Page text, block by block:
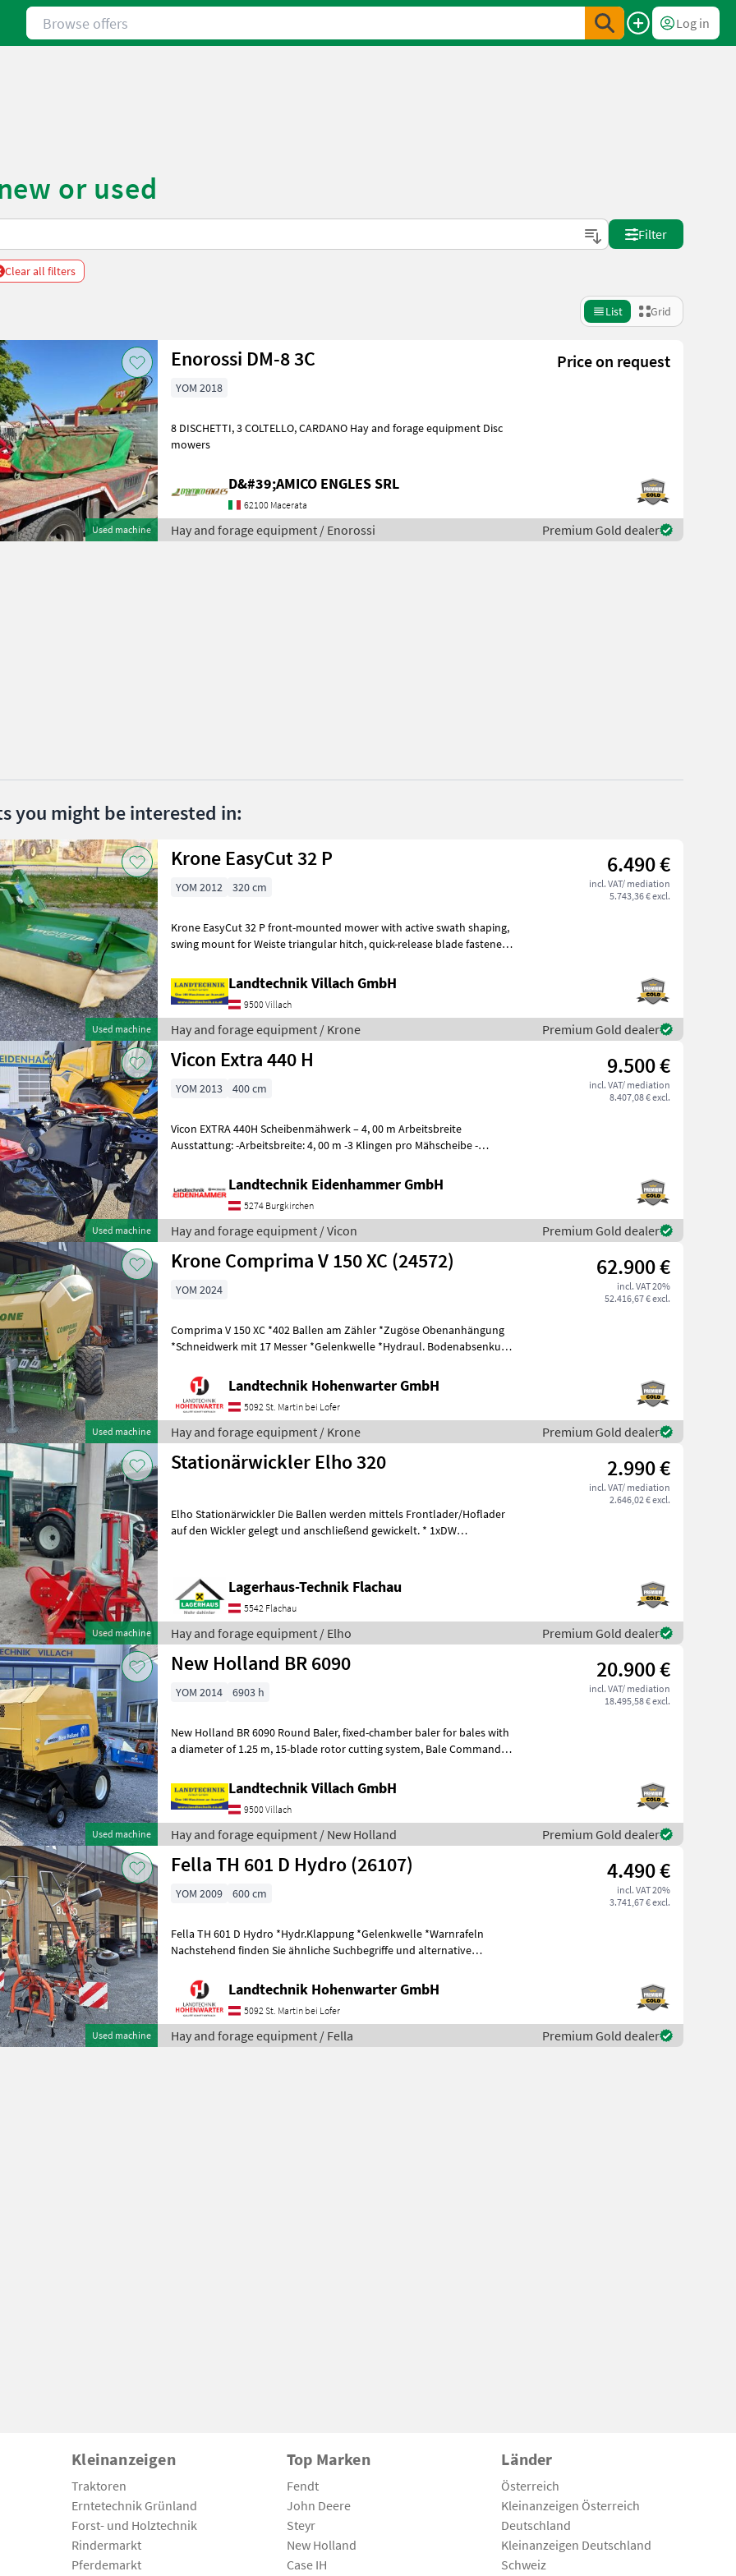
Browse offers
Log in
or used
Filter
Clear all filters
List Grid
Used machine
Enorossi DM-8 3C Price on request
YOM 2018
8 DISCHETTI, 3 COLTELLO, CARDANO Hay and forage equipment Disc
mowers
D&#39;AMICO ENGLES SRL
62100 Macerata
Hay and forage equipment / Enorossi Premium Gold dealer
you might be interested in:
Used machine
Krone EasyCut 32 P 6.490 €
incl. VAT/ mediation
5.743,36 € excl.
YOM 2012 320 cm
Krone EasyCut 32 P front-mounted mower with active swath shaping,
swing mount for Weiste triangular hitch, quick-release blade fastener,
Landtechnik Villach GmbH
9500 Villach
Hay and forage equipment / Krone Premium Gold dealer
Used machine
Vicon Extra 440 H 9.500 €
incl. VAT/ mediation
8.407,08 € excl.
YOM 2013 400 cm
Vicon EXTRA 440H Scheibenmähwerk – 4, 00 m Arbeitsbreite
Ausstattung: -Arbeitsbreite: 4, 00 m -3 Klingen pro Mähscheibe -
Landtechnik Eidenhammer GmbH
5274 Burgkirchen
Hay and forage equipment / Vicon Premium Gold dealer
Used machine
Krone Comprima V 150 XC (24572) 62.900 €
incl. VAT 20%
52.416,67 € excl.
YOM 2024
Comprima V 150 XC *402 Ballen am Zähler *Zugöse Obenanhängung
*Schneidwerk mit 17 Messer *Gelenkwelle *Hydraul. Bodenabsenkung
Landtechnik Hohenwarter GmbH
5092 St. Martin bei Lofer
Hay and forage equipment / Krone Premium Gold dealer
Used machine
Stationärwickler Elho 320 2.990 €
incl. VAT/ mediation
2.646,02 € excl.
Elho Stationärwickler Die Ballen werden mittels Frontlader/Hoflader
auf den Wickler gelegt und anschließend gewickelt. * 1xDW
Lagerhaus-Technik Flachau
5542 Flachau
Hay and forage equipment / Elho Premium Gold dealer
Used machine
New Holland BR 6090 20.900 €
incl. VAT/ mediation
18.495,58 € excl.
YOM 2014 6903 h
New Holland BR 6090 Round Baler, fixed-chamber baler for bales with
a diameter of 1.25 m, 15-blade rotor cutting system, Bale Command
Landtechnik Villach GmbH
9500 Villach
Hay and forage equipment / New Holland Premium Gold dealer
Used machine
Fella TH 601 D Hydro (26107) 4.490 €
incl. VAT 20%
3.741,67 € excl.
YOM 2009 600 cm
Fella TH 601 D Hydro *Hydr.Klappung *Gelenkwelle *Warnrafeln
Nachstehend finden Sie ähnliche Suchbegriffe und alternative
Landtechnik Hohenwarter GmbH
5092 St. Martin bei Lofer
Hay and forage equipment / Fella Premium Gold dealer
Kleinanzeigen
Traktoren
Erntetechnik Grünland
Forst- und Holztechnik
Rindermarkt
Pferdemarkt
Top Marken
Fendt
John Deere
Steyr
New Holland
Case IH
Länder
Österreich
Kleinanzeigen Österreich
Deutschland
Kleinanzeigen Deutschland
Schweiz